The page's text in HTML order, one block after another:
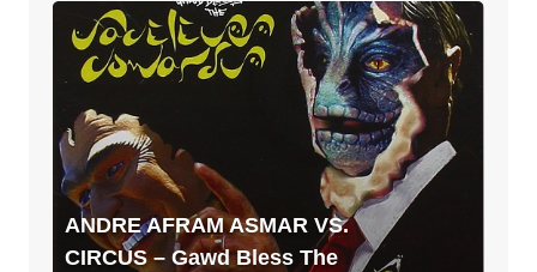
ANDRE
AFRAM
ASMAR
CIRCUS
–
Gawd
Bless
ANDRE AFRAM ASMAR VS.
CIRCUS – Gawd Bless The